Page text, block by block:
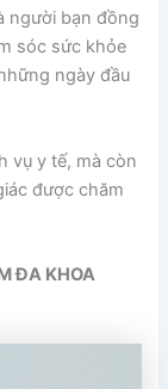
người bạn đồng
sóc sức khỏe
ngày đầu
vụ y tế, mà còn
được chăm
ĐA KHOA